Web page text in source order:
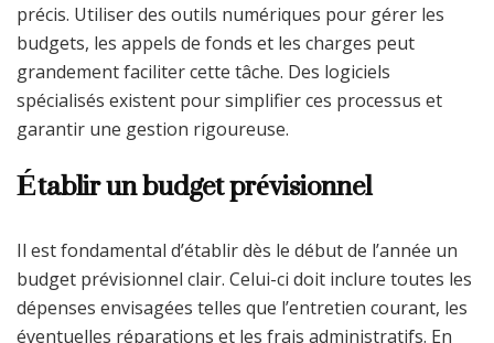
précis. Utiliser des outils numériques pour gérer les
budgets, les appels de fonds et les charges peut
grandement faciliter cette tâche. Des logiciels
spécialisés existent pour simplifier ces processus et
garantir une gestion rigoureuse.
Établir un budget prévisionnel
Il est fondamental d’établir dès le début de l’année un
budget prévisionnel clair. Celui-ci doit inclure toutes les
dépenses envisagées telles que l’entretien courant, les
éventuelles réparations et les frais administratifs. En